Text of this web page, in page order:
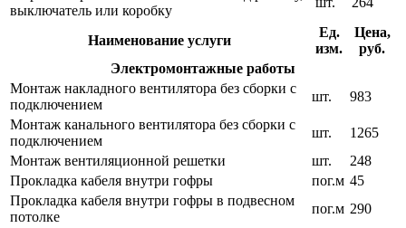
выключатель или коробку
Наименование услуги
Ед.
изм.
Цена,
руб.
Электромонтажные работы
Монтаж накладного вентилятора без сборки с
подключением
шт.
983
Монтаж канального вентилятора без сборки с
подключением
шт.
1265
Монтаж вентиляционной решетки
шт.
248
Прокладка кабеля внутри гофры
пог.м 45
Прокладка кабеля внутри гофры в подвесном
потолке
пог.м 290